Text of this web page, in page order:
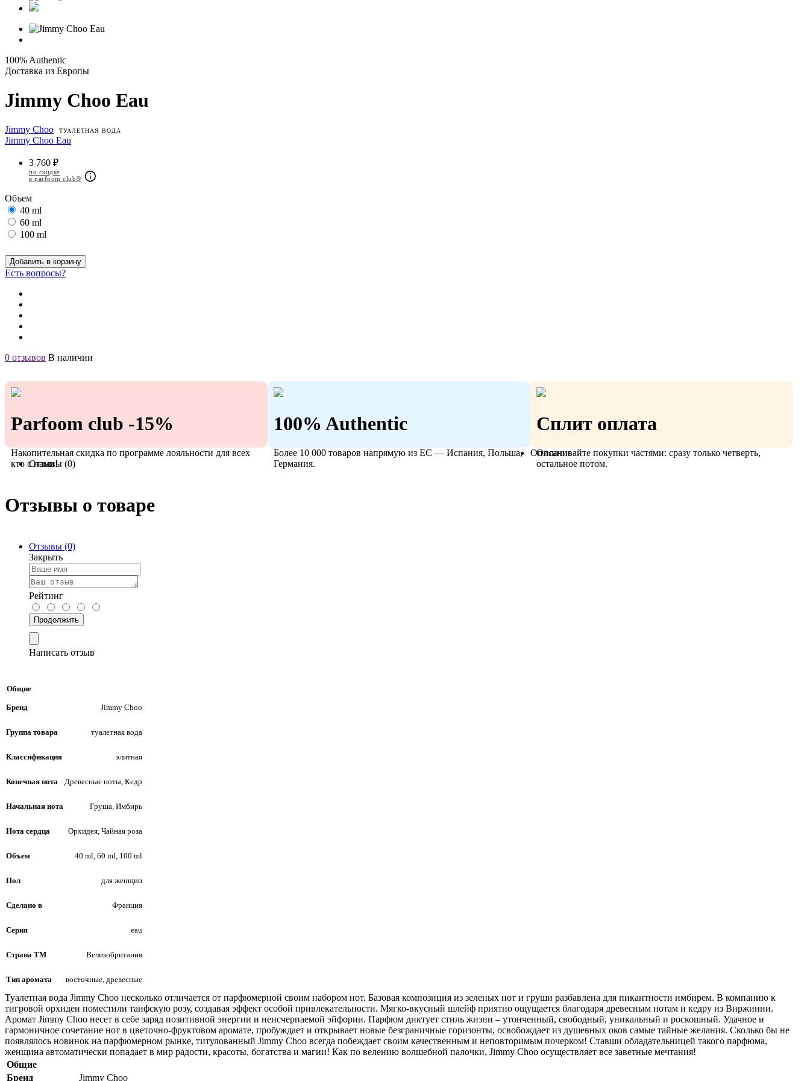
100% Authentic
Доставка из Европы
Jimmy Choo Eau
Jimmy Choo ТУАЛЕТНАЯ ВОДА
Jimmy Choo Eau
3 760 ₽
по скидке
в parfoom club®
Объем
40 ml
60 ml
100 ml
Добавить в корзину
Есть вопросы?
0 отзывов В наличии
Parfoom club -15%
Накопительная скидка по программе лояльности для всех
кто с нами!
100% Authentic
Более 10 000 товаров напрямую из ЕС — Испания, Польша,
Германия.
Сплит оплата
Оплачивайте покупки частями: сразу только четверть,
остальное потом.
Описание
Отзывы (0)
Отзывы о товаре
Отзывы (0)
Закрыть
Рейтинг
Продолжить
Написать отзыв
Общие
Бренд Jimmy Choo
Группа товара туалетная вода
Классификация элитная
Конечная нота Древесные ноты, Кедр
Начальная нота Груша, Имбирь
Нота сердца Орхидея, Чайная роза
Объем 40 ml, 60 ml, 100 ml
Пол для женщин
Сделано в Франция
Серия eau
Страна ТМ Великобритания
Тип аромата восточные, древесные
Туалетная вода Jimmy Choo несколько отличается от парфюмерной своим набором нот. Базовая композиция из зеленых нот и груши разбавлена для пикантности имбирем. В компанию к
тигровой орхидеи поместили таифскую розу, создавая эффект особой привлекательности. Мягко-вкусный шлейф приятно ощущается благодаря древесным нотам и кедру из Виржинии.
Аромат Jimmy Choo несет в себе заряд позитивной энергии и неисчерпаемой эйфории. Парфюм диктует стиль жизни – утонченный, свободный, уникальный и роскошный. Удачное и
гармоничное сочетание нот в цветочно-фруктовом аромате, пробуждает и открывает новые безграничные горизонты, освобождает из душевных оков самые тайные желания. Сколько бы не
появлялось новинок на парфюмерном рынке, титулованный Jimmy Choo всегда побеждает своим качественным и неповторимым почерком! Ставши обладательницей такого парфюма,
женщина автоматически попадает в мир радости, красоты, богатства и магии! Как по велению волшебной палочки, Jimmy Choo осуществляет все заветные мечтания!
Общие
Бренд
Jimmy Choo